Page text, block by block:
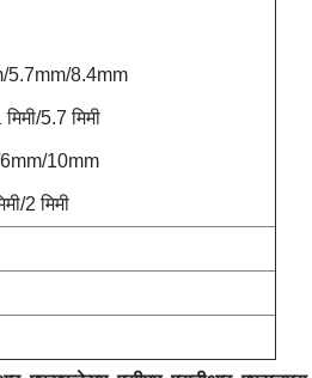
5.7mm/8.4mm
5.7 मिमी
10mm
2 मिमी